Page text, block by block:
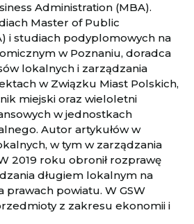
Administration (MBA).
Master of Public
i studiach podyplomowych na
w Poznaniu, doradca
lokalnych i zarządzania
w Związku Miast Polskich,
miejski oraz wieloletni
w jednostkach
Autor artykułów w
w tym w zarządzania
2019 roku obronił rozprawę
długiem lokalnym na
prawach powiatu. W GSW
z zakresu ekonomii i